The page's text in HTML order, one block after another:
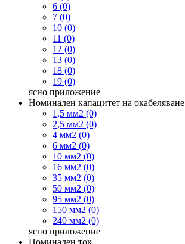
6 (0)
7 (0)
10 (0)
11 (0)
12 (0)
13 (0)
18 (0)
19 (0)
ясно приложение
Номинален капацитет на окабеляване
1,5 мм2 (0)
2,5 мм2 (0)
4 мм2 (0)
6 мм2 (0)
10 мм2 (0)
16 мм2 (0)
35 мм2 (0)
50 мм2 (0)
95 мм2 (0)
150 мм2 (0)
240 мм2 (0)
ясно приложение
Номинален ток